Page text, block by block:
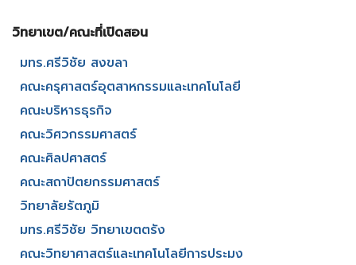
วิทยาเขต/คณะที่เปิดสอน​
มทร.ศรีวิชัย สงขลา​
คณะครุศาสตร์อุตสาหกรรมและเทคโนโลยี​
คณะบริหารธุรกิจ​
คณะวิศวกรรมศาสตร์​
คณะศิลปศาสตร์​
คณะสถาปัตยกรรมศาสตร์
วิทยาลัยรัตภูมิ​
มทร.ศรีวิชัย วิทยาเขตตรัง
คณะวิทยาศาสตร์และเทคโนโลยีการประมง